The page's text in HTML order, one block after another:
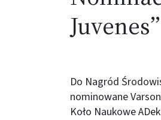
Juvenes”
Do Nagród
nominowane
Koło Naukowe